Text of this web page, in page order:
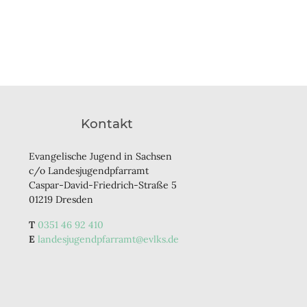
Kontakt
Evangelische Jugend in Sachsen
c/o Landesjugendpfarramt
Caspar-David-Friedrich-Straße 5
01219 Dresden
0351 46 92 410
landesjugendpfarramt@evlks.de